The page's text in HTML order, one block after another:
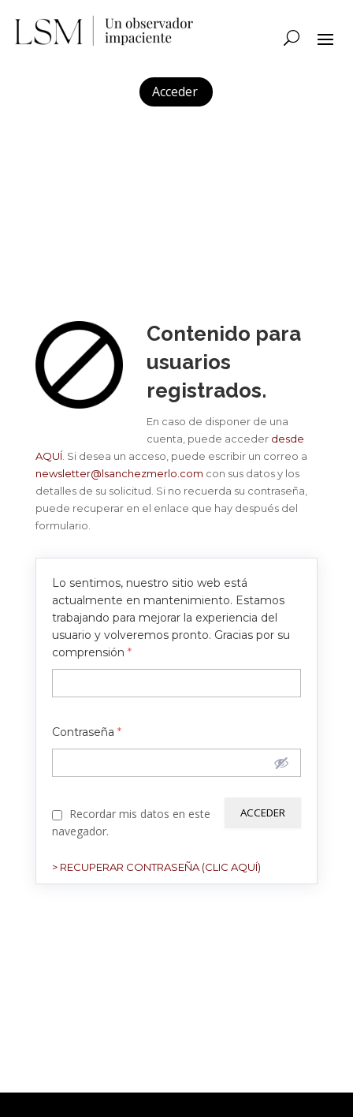
Acceder
Contenido para
usuarios
registrados.
En caso de disponer de una
cuenta, puede acceder desde
AQUÍ. Si desea un acceso, puede escribir un correo a
newsletter@lsanchezmerlo.com con sus datos y los
detalles de su solicitud. Si no recuerda su contraseña,
puede recuperar en el enlace que hay después del
formulario.
Lo sentimos, nuestro sitio web está
actualmente en mantenimiento. Estamos
trabajando para mejorar la experiencia del
usuario y volveremos pronto. Gracias por su
comprensión *
Contraseña *
Recordar mis datos en este
navegador.
> RECUPERAR CONTRASEÑA (CLIC AQUÍ)